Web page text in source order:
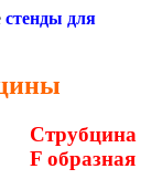
стенды для
Струбцина
F образная